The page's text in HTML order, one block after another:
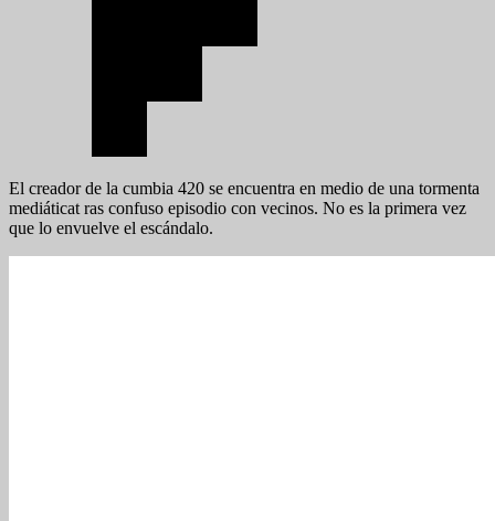
El creador de la cumbia 420 se encuentra en medio de una tormenta
mediáticat ras confuso episodio con vecinos. No es la primera vez
que lo envuelve el escándalo.